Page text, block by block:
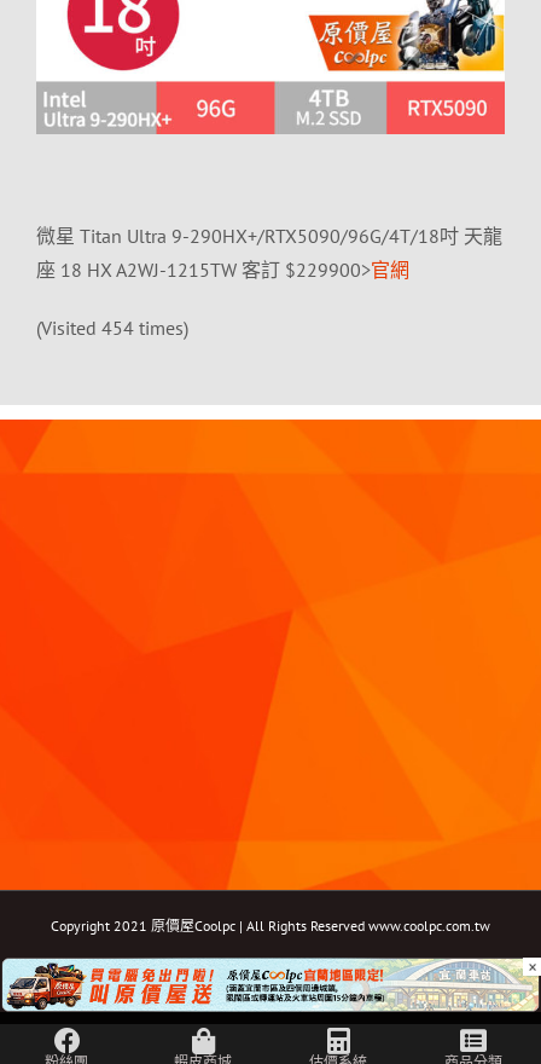
微星 Titan Ultra 9-290HX+/RTX5090/96G/4T/18吋 天龍
座 18 HX A2WJ-1215TW 客訂 $229900>官網
(Visited 454 times)
Copyright 2021 原價屋Coolpc | All Rights Reserved www.coolpc.com.tw
FacebookInstagramYouTubeTwitterEmail: ×